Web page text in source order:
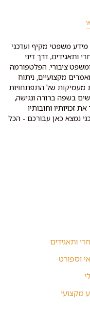
משפטי מקיף ועדכני
דרך דיני
ומשפט ציבורי. הפלטפורמה
מקצועיים, ניתוח
מעמיקות של התפתחויות
בשפה ברורה ונגישה,
וחובותיו
נמצא כאן עבורכם - הכל
ותאגידים
וספורט
מקצועי